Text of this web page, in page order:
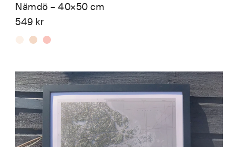
Nämdö – 40×50 cm
549 kr